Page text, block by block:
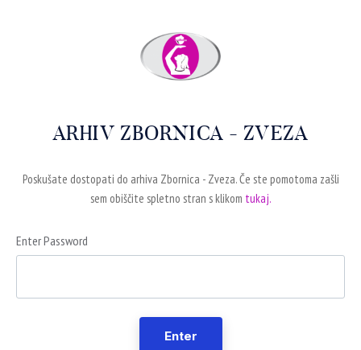
ARHIV ZBORNICA - ZVEZA
Poskušate dostopati do arhiva Zbornica - Zveza. Če ste pomotoma zašli
sem obiščite spletno stran s klikom tukaj.
Enter Password
Enter